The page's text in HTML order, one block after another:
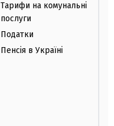
Тарифи на комунальні
послуги
Податки
Пенсія в Україні